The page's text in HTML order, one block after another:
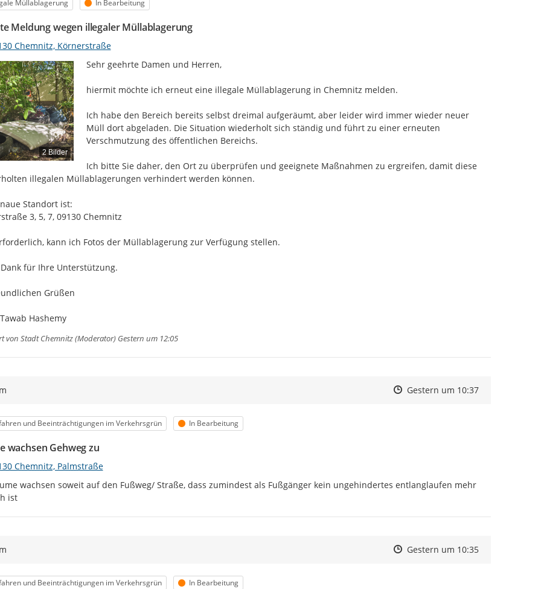
Müllablagerung Status
In Bearbeitung
Meldung wegen illegaler Müllablagerung
Chemnitz, Körnerstraße
2 Bilder
Sehr geehrte Damen und Herren,
hiermit möchte ich erneut eine illegale Müllablagerung in Chemnitz melden.
Ich habe den Bereich bereits selbst dreimal aufgeräumt, aber leider wird immer wieder neuer
Müll dort abgeladen. Die Situation wiederholt sich ständig und führt zu einer erneuten
Verschmutzung des öffentlichen Bereichs.
Ich bitte Sie daher, den Ort zu überprüfen und geeignete Maßnahmen zu ergreifen, damit diese
illegalen Müllablagerungen verhindert werden können.
Standort ist:
3, 5, 7, 09130 Chemnitz
kann ich Fotos der Müllablagerung zur Verfügung stellen.
für Ihre Unterstützung.
Grüßen
Hashemy
von Stadt Chemnitz (Moderator) Gestern um 12:05
Zeitpunkt des Erstellens
Zeitpunkt des Erstellens
Gestern um 10:37Zur Äußerung
und Beeinträchtigungen im Verkehrsgrün Status
In Bearbeitung
wachsen Gehweg zu
Chemnitz, Palmstraße
wachsen soweit auf den Fußweg/ Straße, dass zumindest als Fußgänger kein ungehindertes entlanglaufen mehr
ist
Zeitpunkt des Erstellens
Zeitpunkt des Erstellens
Gestern um 10:35Zur Äußerung
und Beeinträchtigungen im Verkehrsgrün Status
In Bearbeitung